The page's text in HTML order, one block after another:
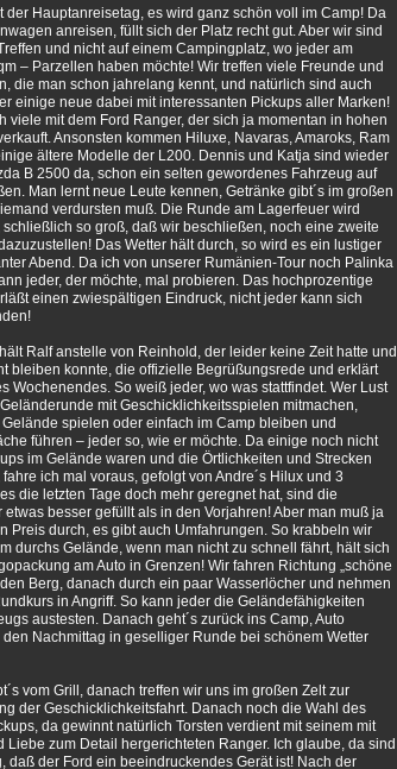
der Hauptanreisetag, es wird ganz schön voll im Camp! Da
anreisen, füllt sich der Platz recht gut. Aber wir sind
und nicht auf einem Campingplatz, wo jeder am
– Parzellen haben möchte! Wir treffen viele Freunde und
die man schon jahrelang kennt, und natürlich sind auch
einige neue dabei mit interessanten Pickups aller Marken!
viele mit dem Ford Ranger, der sich ja momentan in hohen
Ansonsten kommen Hiluxe, Navaras, Amaroks, Ram
ältere Modelle der L200. Dennis und Katja sind wieder
B 2500 da, schon ein selten gewordenes Fahrzeug auf
Man lernt neue Leute kennen, Getränke gibt´s im großen
verdursten muß. Die Runde am Lagerfeuer wird
schließlich so groß, daß wir beschließen, noch eine zweite
Das Wetter hält durch, so wird es ein lustiger
Abend. Da ich von unserer Rumänien-Tour noch Palinka
jeder, der möchte, mal probieren. Das hochprozentige
einen zwiespältigen Eindruck, nicht jeder kann sich
Ralf anstelle von Reinhold, der leider keine Zeit hatte und
bleiben konnte, die offizielle Begrüßungsrede und erklärt
Wochenendes. So weiß jeder, wo was stattfindet. Wer Lust
mit Geschicklichkeitsspielen mitmachen,
spielen oder einfach im Camp bleiben und
führen – jeder so, wie er möchte. Da einige noch nicht
im Gelände waren und die Örtlichkeiten und Strecken
ich mal voraus, gefolgt von Andre´s Hilux und 3
die letzten Tage doch mehr geregnet hat, sind die
etwas besser gefüllt als in den Vorjahren! Aber man muß ja
Preis durch, es gibt auch Umfahrungen. So krabbeln wir
durchs Gelände, wenn man nicht zu schnell fährt, hält sich
am Auto in Grenzen! Wir fahren Richtung „schöne
Berg, danach durch ein paar Wasserlöcher und nehmen
in Angriff. So kann jeder die Geländefähigkeiten
austesten. Danach geht´s zurück ins Camp, Auto
Nachmittag in geselliger Runde bei schönem Wetter
vom Grill, danach treffen wir uns im großen Zelt zur
der Geschicklichkeitsfahrt. Danach noch die Wahl des
da gewinnt natürlich Torsten verdient mit seinem mit
Liebe zum Detail hergerichteten Ranger. Ich glaube, da sind
daß der Ford ein beeindruckendes Gerät ist! Nach der